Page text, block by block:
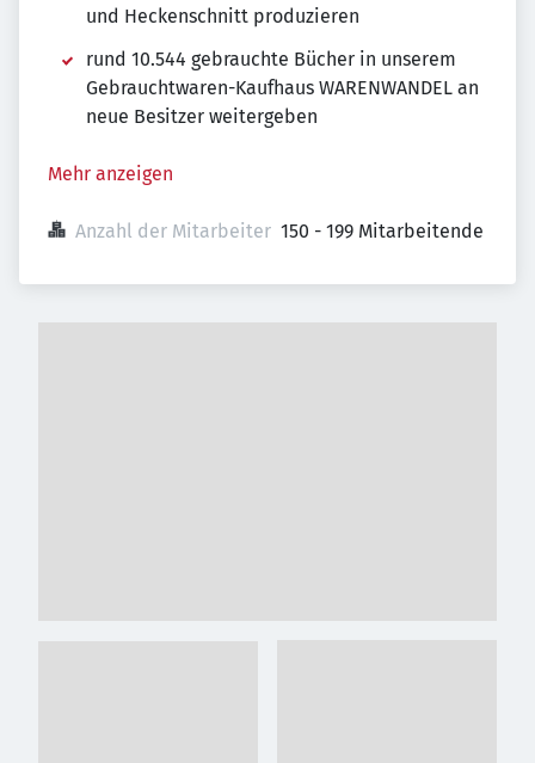
und Heckenschnitt produzieren
rund 10.544 gebrauchte Bücher in unserem
Gebrauchtwaren-Kaufhaus WARENWANDEL an
neue Besitzer weitergeben
Mehr anzeigen
Anzahl der Mitarbeiter 150 - 199 Mitarbeitende